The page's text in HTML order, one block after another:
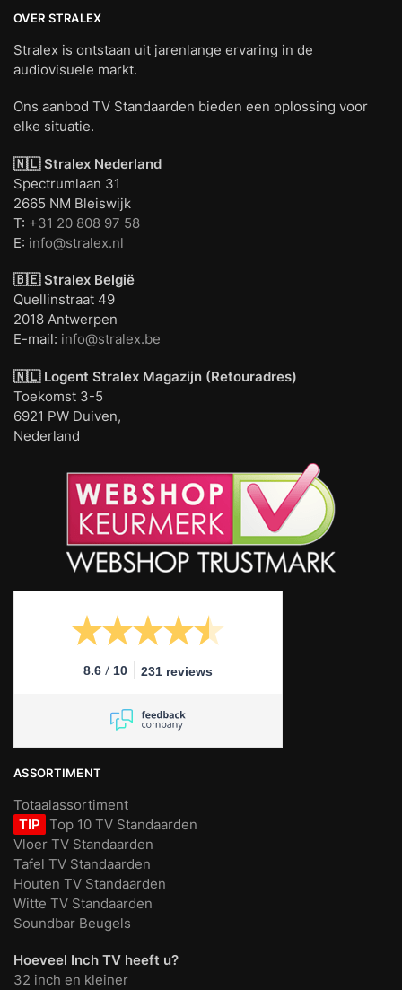
OVER STRALEX
Stralex is ontstaan uit jarenlange ervaring in de
audiovisuele markt.
Ons aanbod TV Standaarden bieden een oplossing voor
elke situatie.
🇳🇱 Stralex Nederland
Spectrumlaan 31
2665 NM Bleiswijk
T: +31 20 808 97 58
E: info@stralex.nl
🇧🇪 Stralex België
Quellinstraat 49
2018 Antwerpen
E-mail: info@stralex.be
🇳🇱 Logent Stralex Magazijn (Retouradres)
Toekomst 3-5
6921 PW Duiven,
Nederland
8.6 / 10 231 reviews
ASSORTIMENT
Totaalassortiment
TIP Top 10 TV Standaarden
Vloer TV Standaarden
Tafel TV Standaarden
Houten TV Standaarden
Witte TV Standaarden
Soundbar Beugels
Hoeveel Inch TV heeft u?
32 inch en kleiner